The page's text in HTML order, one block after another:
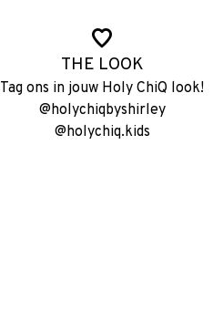
THE LOOK
Tag ons in jouw Holy ChiQ look!
@holychiqbyshirley
@holychiq.kids